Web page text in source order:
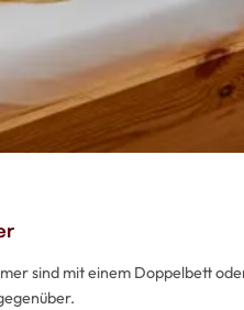
sind mit einem Doppelbett